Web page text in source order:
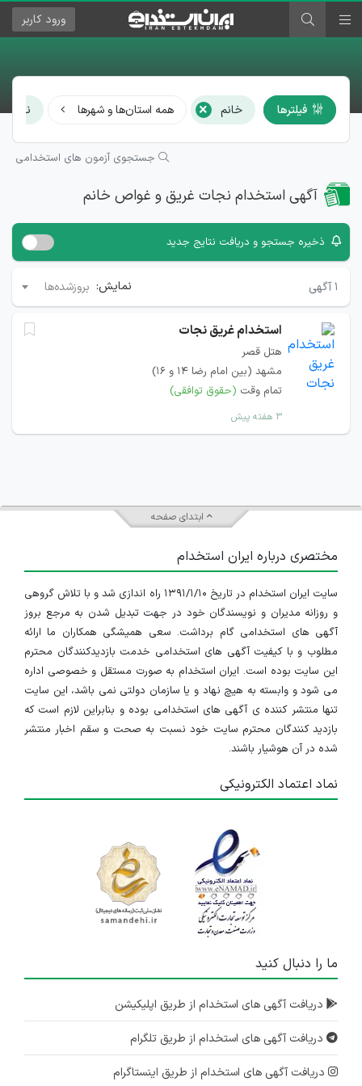
ورود کاربر
فیلترها خانم × همه استان‌ها و شهرها نجات
جستجوی آزمون های استخدامی
آگهی استخدام نجات غریق و غواص خانم
ذخیره جستجو و دریافت نتایج جدید
۱ آگهی نمایش: بروزشده‌ها
استخدام غریق نجات
هتل قصر
مشهد (بین امام رضا ۱۴ و ۱۶)
تمام وقت (حقوق توافقی)
۳ هفته پیش
ابتدای صفحه
مختصری درباره ایران استخدام
سایت ایران استخدام در تاریخ ۱۳۹۱/۱/۱۰ راه اندازی شد و با تلاش گروهی
و روزانه مدیران و نویسندگان خود در جهت تبدیل شدن به مرجع بروز
آگهی های استخدامی گام برداشت. سعی همیشگی همکاران ما ارائه
مطلوب و با کیفیت آگهی های استخدامی خدمت بازدیدکنندگان محترم
این سایت بوده است. ایران استخدام به صورت مستقل و خصوصی اداره
می شود و وابسته به هیچ نهاد و یا سازمان دولتی نمی باشد، این سایت
تنها منتشر کننده ی آگهی های استخدامی بوده و بنابراین لازم است که
بازدید کنندگان محترم سایت خود نسبت به صحت و سقم اخبار منتشر
شده در آن هوشیار باشند.
نماد اعتماد الکترونیکی
ما را دنبال کنید
دریافت آگهی های استخدام از طریق اپلیکیشن
دریافت آگهی های استخدام از طریق تلگرام
دریافت آگهی های استخدام از طریق اینستاگرام